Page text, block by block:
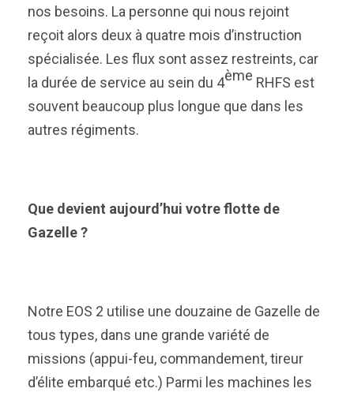
nos besoins. La personne qui nous rejoint
reçoit alors deux à quatre mois d’instruction
spécialisée. Les flux sont assez restreints, car
la durée de service au sein du 4ème RHFS est
souvent beaucoup plus longue que dans les
autres régiments.
Que devient aujourd’hui votre flotte de
Gazelle ?
Notre EOS 2 utilise une douzaine de Gazelle de
tous types, dans une grande variété de
missions (appui-feu, commandement, tireur
d’élite embarqué etc.) Parmi les machines les